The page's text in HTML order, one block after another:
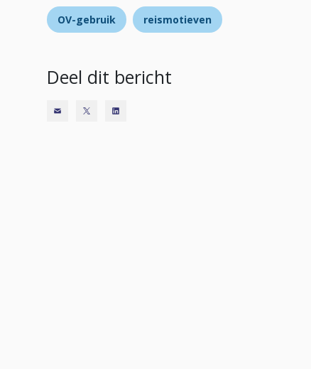
OV-gebruik reismotieven
Deel dit bericht